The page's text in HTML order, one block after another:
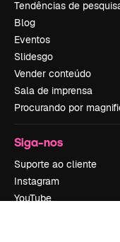
Tendências de
Blog
Eventos
Slidesgo
Vender conteúdo
Sala de imprensa
Procurando por
Siga-nos
Suporte ao cliente
Instagram
YouTube